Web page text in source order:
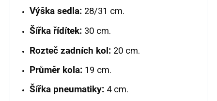
Výška sedla: 28/31 cm.
Šířka řídítek: 30 cm.
Rozteč zadních kol: 20 cm.
Průměr kola: 19 cm.
Šířka pneumatiky: 4 cm.